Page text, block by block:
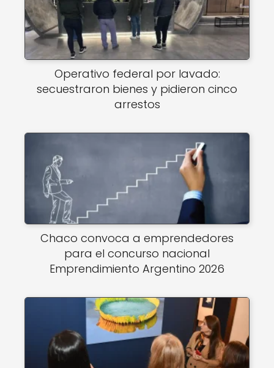
Operativo federal por lavado:
secuestraron bienes y pidieron cinco
arrestos
Chaco convoca a emprendedores
para el concurso nacional
Emprendimiento Argentino 2026